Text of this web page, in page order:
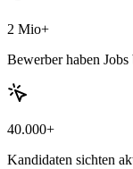
2 Mio+
Bewerber haben Jobs
40.000+
Kandidaten sichten